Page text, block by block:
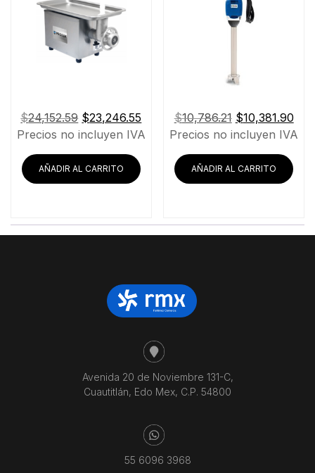
$24,152.59 El
precio
original
era:
$24,152.59.
$23,246.55
precio
$23,246.55.
Precios no incluyen IVA
AÑADIR AL CARRITO
$10,786.21 El
precio
original
era:
$10,786.21.
$10,381.90El
es:
Precios no incluyen IVA
AÑADIR AL CARRITO
Avenida 20 de Noviembre 131-C,
Cuautitlán, Edo Mex, C.P. 54800
55 6096 3968